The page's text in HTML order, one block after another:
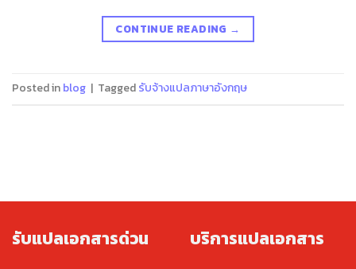
CONTINUE READING →
Posted inblog | Taggedรับจ้างแปลภาษาอังกฤษ
รับแปลเอกสารด่วน บริการแปลเอกสาร